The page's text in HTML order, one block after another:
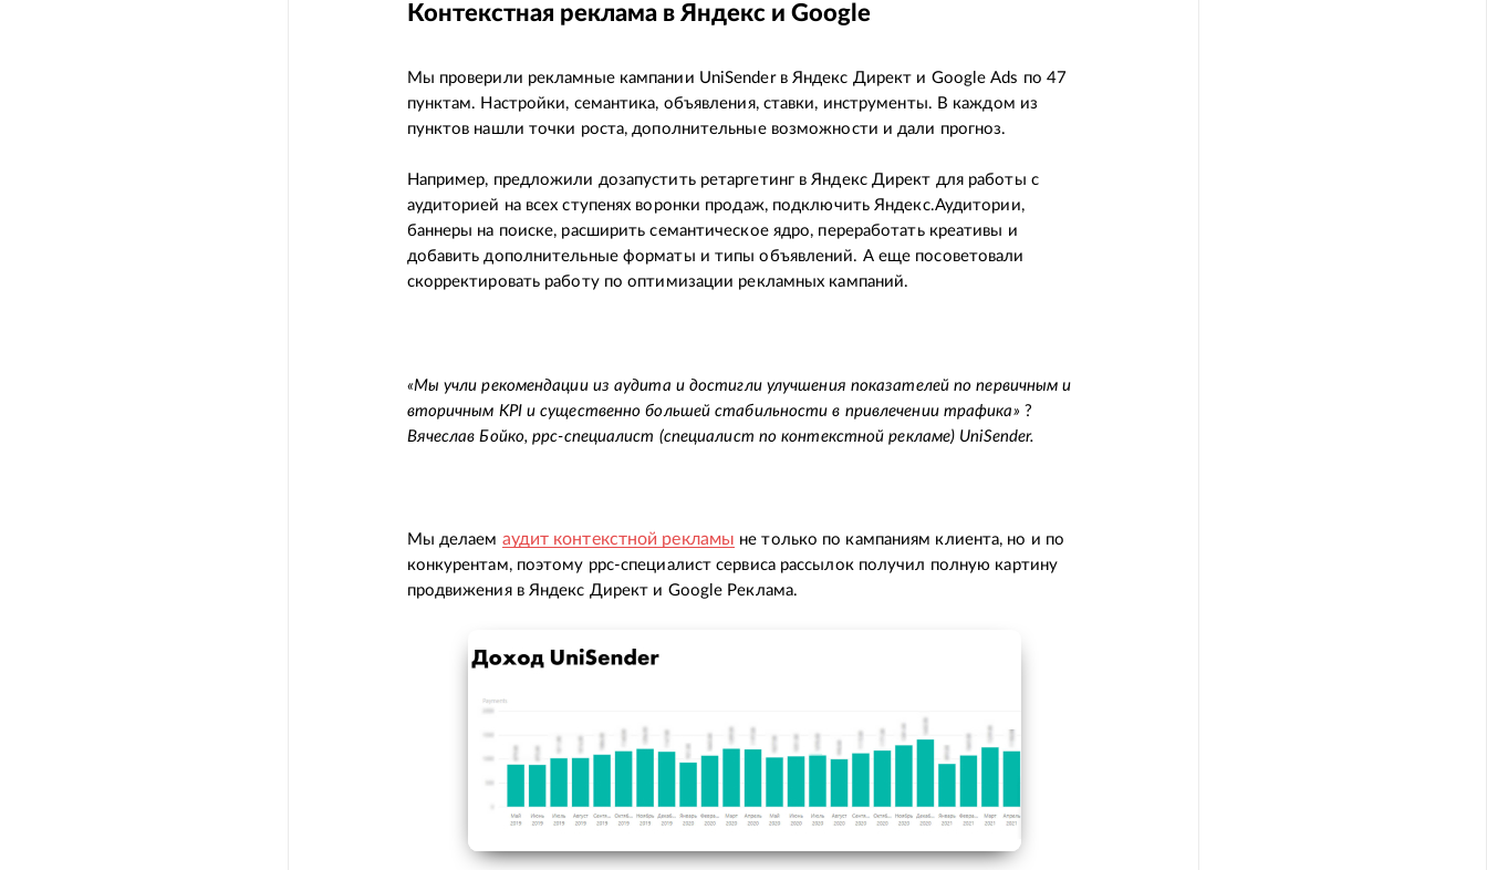
Контекстная реклама в Яндекс и Google
Мы проверили рекламные кампании UniSender в Яндекс Директ и Google Ads по 47
пунктам. Настройки, семантика, объявления, ставки, инструменты. В каждом из
пунктов нашли точки роста, дополнительные возможности и дали прогноз.
Например, предложили дозапустить ретаргетинг в Яндекс Директ для работы с
аудиторией на всех ступенях воронки продаж, подключить Яндекс.Аудитории,
баннеры на поиске, расширить семантическое ядро, переработать креативы и
добавить дополнительные форматы и типы объявлений. А еще посоветовали
скорректировать работу по оптимизации рекламных кампаний.
«Мы учли рекомендации из аудита и достигли улучшения показателей по первичным и
вторичным KPI и существенно большей стабильности в привлечении трафика» ?
Вячеслав Бойко, ppc-специалист (специалист по контекстной рекламе) UniSender.
Мы делаем аудит контекстной рекламы не только по кампаниям клиента, но и по
конкурентам, поэтому ppc-специалист сервиса рассылок получил полную картину
продвижения в Яндекс Директ и Google Реклама.